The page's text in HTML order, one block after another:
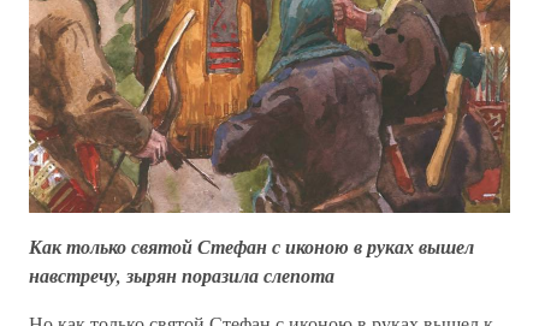
Как только святой Стефан с иконою в руках вышел
навстречу, зырян поразила слепота